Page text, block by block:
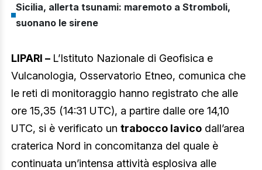
Sicilia, allerta tsunami: maremoto a Stromboli,
suonano le sirene
LIPARI – L’Istituto Nazionale di Geofisica e
Vulcanologia, Osservatorio Etneo, comunica che
le reti di monitoraggio hanno registrato che alle
ore 15,35 (14:31 UTC), a partire dalle ore 14,10
UTC, si è verificato un trabocco lavico dall’area
craterica Nord in concomitanza del quale è
continuata un’intensa attività esplosiva alle